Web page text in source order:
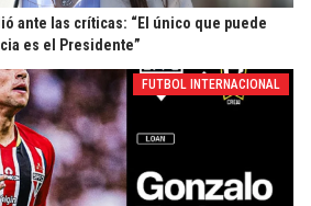
ante las críticas: “El único que puede
es el Presidente”
FUTBOL INTERNACIONAL